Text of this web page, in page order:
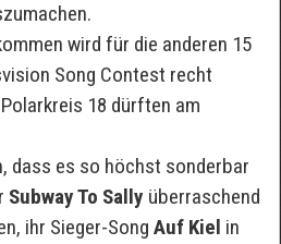
wird für die anderen 15
Song Contest recht
18 dürften am
dass es so höchst sonderbar
Subway To Sally überraschend
ihr Sieger-Song Auf Kiel in